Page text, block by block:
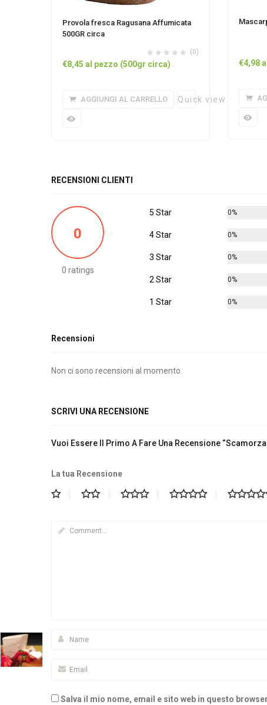
Provola fresca Ragusana Affumicata
500GR circa
(0)
€8,45 al pezzo (500gr circa)
AGGIUNGI AL CARRELLO Quick view
€4,98
RECENSIONI CLIENTI
0
0 ratings
5 Star 0%
4 Star 0%
3 Star 0%
2 Star 0%
1 Star 0%
Recensioni
Non ci sono recensioni al momento.
SCRIVI UNA RECENSIONE
Vuoi Essere Il Primo A Fare Una Recensione
La tua Recensione
Salva il mio nome, email e sito web in questo